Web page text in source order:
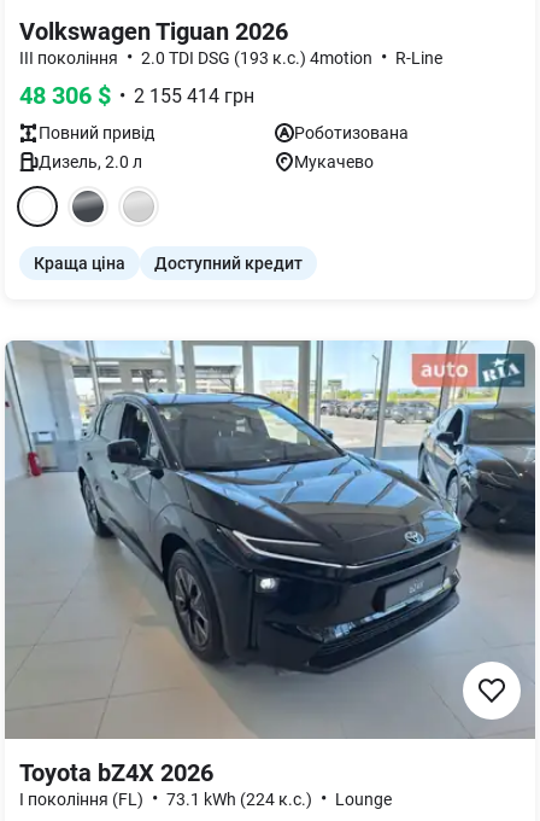
Volkswagen Tiguan 2026
III покоління • 2.0 TDI DSG (193 к.с.) 4motion • R-Line
48 306 $ • 2 155 414 грн
Повний привід
Роботизована
Дизель, 2.0 л Мукачево
Краща ціна Доступний кредит
Toyota bZ4X 2026
I покоління (FL) • 73.1 kWh (224 к.с.) • Lounge